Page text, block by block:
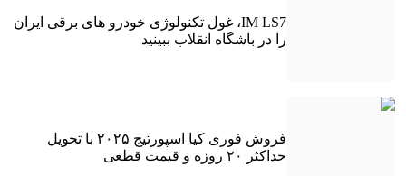
IM LS7، غول تکنولوژی خودرو های برقی ایران
را در باشگاه انقلاب ببینید
فروش فوری کیا اسپورتیج ۲۰۲۵ با تحویل
حداکثر ۲۰ روزه و قیمت قطعی